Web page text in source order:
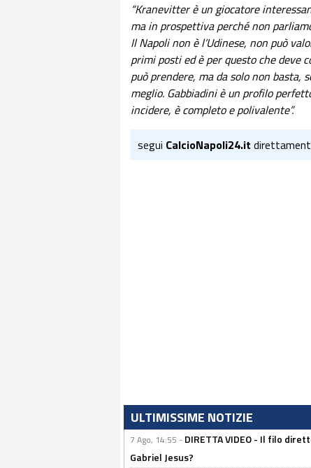
“Kranevitter è un giocatore
ma in prospettiva perché non
Il Napoli non è l’Udinese, non può
primi posti ed è per questo che deve
può prendere, ma da solo non basta,
meglio. Gabbiadini è un profilo
incidere, è completo e polivalente”.
segui CalcioNapoli24.it
ULTIMISSIME NOTIZIE
7 Ago, 14:55 - DIRETTA VIDEO - Il filo
Gabriel Jesus?